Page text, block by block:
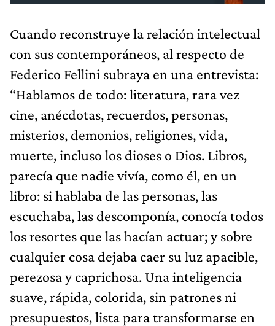
Cuando reconstruye la relación intelectual
con sus contemporáneos, al respecto de
Federico Fellini subraya en una entrevista:
“Hablamos de todo: literatura, rara vez
cine, anécdotas, recuerdos, personas,
misterios, demonios, religiones, vida,
muerte, incluso los dioses o Dios. Libros,
parecía que nadie vivía, como él, en un
libro: si hablaba de las personas, las
escuchaba, las descomponía, conocía todos
los resortes que las hacían actuar; y sobre
cualquier cosa dejaba caer su luz apacible,
perezosa y caprichosa. Una inteligencia
suave, rápida, colorida, sin patrones ni
presupuestos, lista para transformarse en